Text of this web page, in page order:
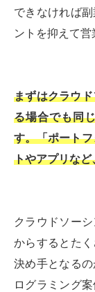
できなければ
ントを抑えて営
まずはクラウ
る場合でも同
す。「ポート
トやアプリな
クラウドソー
からするとた
決め手となるの
ログラミング